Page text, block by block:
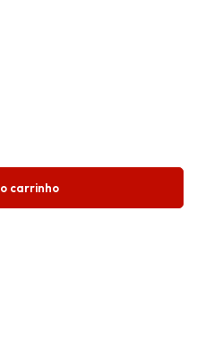
carrinho